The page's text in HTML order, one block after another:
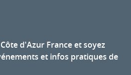
d'Azur France et soyez
et infos pratiques de